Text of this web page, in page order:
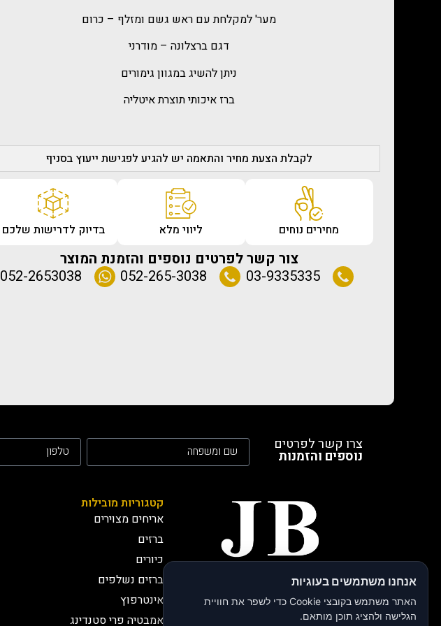
מער' למקלחת עם ראש גשם ומזלף – כרום
דגם ברצלונה – מודרני
ניתן להשיג במגוון גימורים
ברז איכותי תוצרת איטליה
לקבלת הצעת מחיר והתאמה יש להגיע לפגישת ייעוץ בסניף
מחירים נוחים ליווי מלא בדיוק לדרישות שלכם
צור קשר לפרטים נוספים והזמנת המוצר
03-9335335
052-265-3038
052-2653038
צרו קשר לפרטים
נוספים והזמנות
יבואנים רשמיים
קטגוריות מובילות
אריחים מצוירים
ברזים
כיורים
ברזים נשלפים
אינטרפוץ
אמבטיה פרי סטנדינג
אנחנו משתמשים בעוגיות
האתר משתמש בקובצי Cookie כדי לשפר את חוויית
הגלישה ולהציג תוכן מותאם.